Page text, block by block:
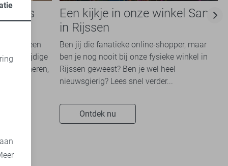
basis
die een
veelzijdige
combineren,
Een kijkje in onze winkel Sans
in Rijssen
Ben jij die fanatieke online-shopper, maar
ben je nog nooit bij onze fysieke winkel in
Rijssen geweest? Ben je wel heel
nieuwsgierig? Lees snel verder...
Ontdek nu